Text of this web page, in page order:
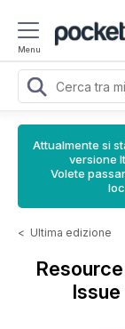
Menu
Attualmente si
versione
Volete
< Ultima edizione